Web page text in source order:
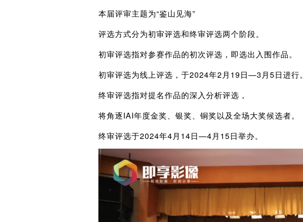
本届评审主题为“鉴山见海”
评选方式分为初审评选和终审评选两个阶段。
初审评选指对参赛作品的初次评选，即选出入围作品。
初审评选为线上评选，于2024年2月19日—3月5日进行。
终审评选指对提名作品的深入分析评选，
将角逐IAI年度金奖、银奖、铜奖以及全场大奖候选者。
终审评选于2024年4月14日—4月15日举办。